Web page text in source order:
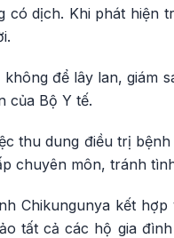
dịch. Khi phát hiện
để lây lan, giám
của Bộ Y tế.
thu dung điều trị
chuyên môn, tránh
Chikungunya kết
tất cả các hộ gia